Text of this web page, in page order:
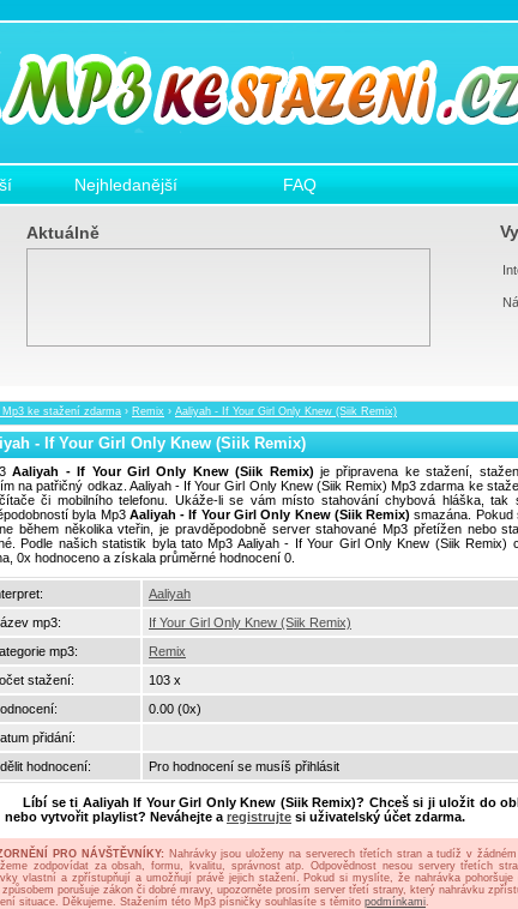
Nejhledanější FAQ
Aktuálně
Mp3 ke stažení zdarma › Remix › Aaliyah - If Your Girl Only Knew (Siik Remix)
- If Your Girl Only Knew (Siik Remix)
Aaliyah - If Your Girl Only Knew (Siik Remix) je připravena ke stažení,
na patřičný odkaz. Aaliyah - If Your Girl Only Knew (Siik Remix) Mp3 zdarma ke
či mobilního telefonu. Ukáže-li se vám místo stahování chybová hláška, tak
byla Mp3 Aaliyah - If Your Girl Only Knew (Siik Remix) smazána. Pokud
během několika vteřin, je pravděpodobně server stahované Mp3 přetížen nebo
Podle našich statistik byla tato Mp3 Aaliyah - If Your Girl Only Knew (Siik Remix)
0x hodnoceno a získala průměrné hodnocení 0.
Aaliyah
mp3:
If Your Girl Only Knew (Siik Remix)
mp3:
Remix
stažení:
103 x
0.00 (0x)
přidání:
hodnocení:
Pro hodnocení se musíš přihlásit
Líbí se ti Aaliyah If Your Girl Only Knew (Siik Remix)? Chceš si ji uložit do
nebo vytvořit playlist? Neváhejte a registrujte si uživatelský účet zdarma.
PRO NÁVŠTĚVNÍKY: Nahrávky jsou uloženy na serverech třetích stran a tudíž v
zodpovídat za obsah, formu, kvalitu, správnost atp. Odpovědnost nesou servery třetích
vlastní a zpřístupňují a umožňují právě jejich stažení. Pokud si myslíte, že nahrávka
způsobem porušuje zákon či dobré mravy, upozorněte prosím server třetí strany, který nahrávku
situace. Děkujeme. Stažením této Mp3 písničky souhlasíte s těmito podmínkami.